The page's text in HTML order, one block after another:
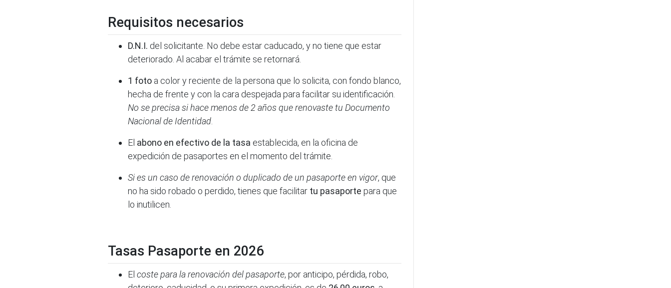
Requisitos necesarios
D.N.I. del solicitante. No debe estar caducado, y no tiene que estar
deteriorado. Al acabar el trámite se retornará.
1 foto a color y reciente de la persona que lo solicita, con fondo blanco,
hecha de frente y con la cara despejada para facilitar su identificación.
No se precisa si hace menos de 2 años que renovaste tu Documento
Nacional de Identidad
El abono en efectivo de la tasa establecida, en la oficina de
expedición de pasaportes en el momento del trámite.
Si es un caso de renovación o duplicado de un pasaporte en vigor, que
no ha sido robado o perdido, tienes que facilitar tu pasaporte para que
lo inutilicen.
Tasas Pasaporte en 2026
El coste para la renovación del pasaporte, por anticipo, pérdida, robo,